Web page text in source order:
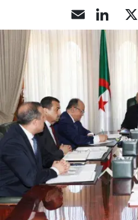
Facebook
LinkedIn